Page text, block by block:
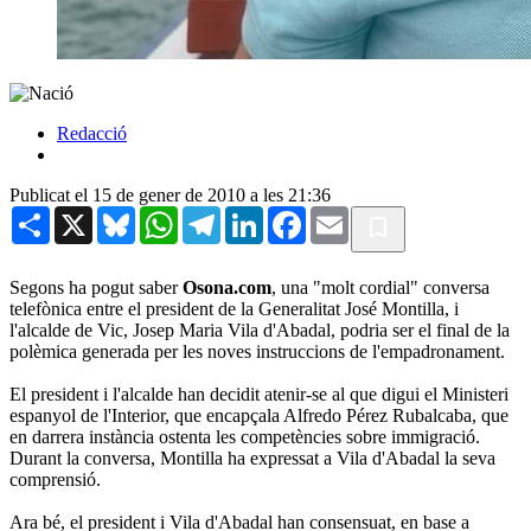
Redacció
Publicat el 15 de gener de 2010 a les 21:36
Share X BlueskyWhatsAppTelegramLinkedInFacebook
Email
Segons ha pogut saberOsona.com, una "molt cordial" conversa
telefònica entre el president de la Generalitat José Montilla, i
l'alcalde de Vic, Josep Maria Vila d'Abadal, podria ser el final de la
polèmica generada per les noves instruccions de l'empadronament.
El president i l'alcalde han decidit atenir-se al que digui el Ministeri
espanyol de l'Interior, que encapçala Alfredo Pérez Rubalcaba, que
en darrera instància ostenta les competències sobre immigració.
Durant la conversa, Montilla ha expressat a Vila d'Abadal la seva
comprensió.
Ara bé, el president i Vila d'Abadal han consensuat, en base a